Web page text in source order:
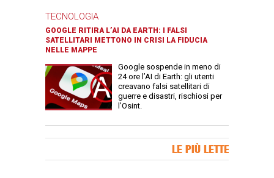
TECNOLOGIA
GOOGLE RITIRA L’AI DA EARTH: I FALSI
SATELLITARI METTONO IN CRISI LA FIDUCIA
NELLE MAPPE
Google sospende in meno di
24 ore l’AI di Earth: gli utenti
creavano falsi satellitari di
guerre e disastri, rischiosi per
l’Osint.
LE PIÙ LETTE